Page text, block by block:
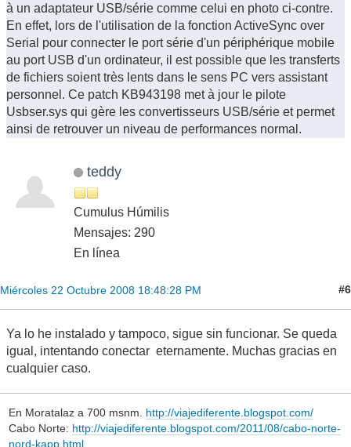
à un adaptateur USB/série comme celui en photo ci-contre.
En effet, lors de l'utilisation de la fonction ActiveSync over
Serial pour connecter le port série d'un périphérique mobile
au port USB d'un ordinateur, il est possible que les transferts
de fichiers soient très lents dans le sens PC vers assistant
personnel. Ce patch KB943198 met à jour le pilote
Usbser.sys qui gère les convertisseurs USB/série et permet
ainsi de retrouver un niveau de performances normal.
teddy
Cumulus Húmilis
Mensajes: 290
En línea
Miércoles 22 Octubre 2008 18:48:28 PM #6
Ya lo he instalado y tampoco, sigue sin funcionar. Se queda
igual, intentando conectar eternamente. Muchas gracias en
cualquier caso.
En Moratalaz a 700 msnm. http://viajediferente.blogspot.com/
Cabo Norte: http://viajediferente.blogspot.com/2011/08/cabo-norte-
nord-kapp.html